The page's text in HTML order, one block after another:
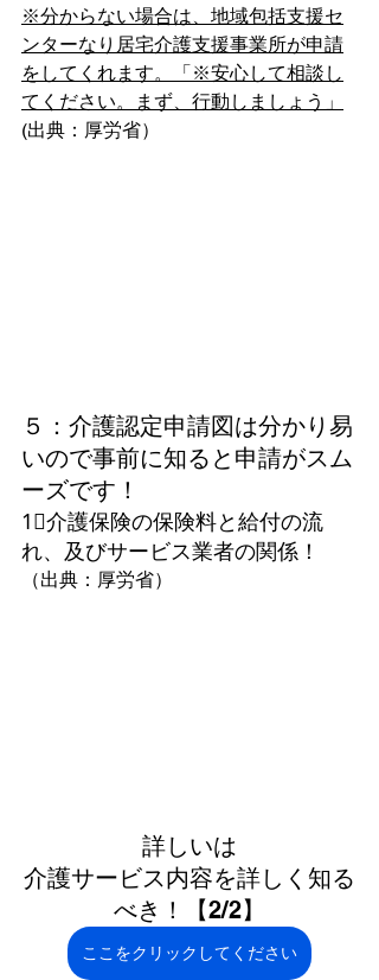
※分からない場合は、地域包括支援セ
ンターなり居宅介護支援事業所が申請
をしてくれます。「※安心して相談し
てください。まず、行動しましょう」
(出典：厚労省）
５：介護認定申請図は分かり易
いので事前に知ると申請がスム
ーズです！
1⃣介護保険の保険料と給付の流
れ、及びサービス業者の関係！
（出典：厚労省）
詳しいは
介護サービス内容を詳しく知る
べき！【2/2】
ここをクリックしてください